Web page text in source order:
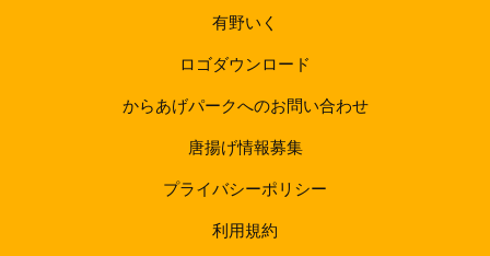
有野いく
ロゴダウンロード
からあげパークへのお問い合わせ
唐揚げ情報募集
プライバシーポリシー
利用規約